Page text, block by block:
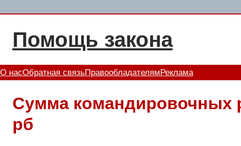
содержимому
Помощь закона
О насОбратная связьПравообладателям Реклама
Сумма командировочных
рб